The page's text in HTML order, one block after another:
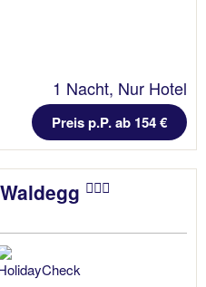
1 Nacht, Nur Hotel
Preis p.P. ab 154 €